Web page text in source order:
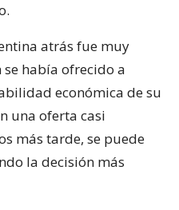
atrás fue muy
había ofrecido a
económica de su
una oferta casi
más tarde, se puede
la decisión más